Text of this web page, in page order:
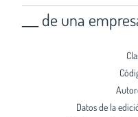
___ de una
Datos de la